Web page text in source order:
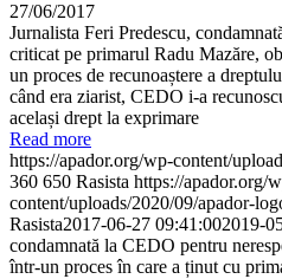
27/06/2017
Jurnalista Feri Predescu,
criticat pe primarul Radu Mazăre,
un proces de recunoaștere a
când era ziarist, CEDO i-a
același drept la exprimare
Read more
https://apador.org/wp-content/
360 650 Rasista https://apador.org/
content/uploads/2020/09/apador-
Rasista2017-06-27 09:41:002019-
condamnată la CEDO pentru
într-un proces în care a ținut cu